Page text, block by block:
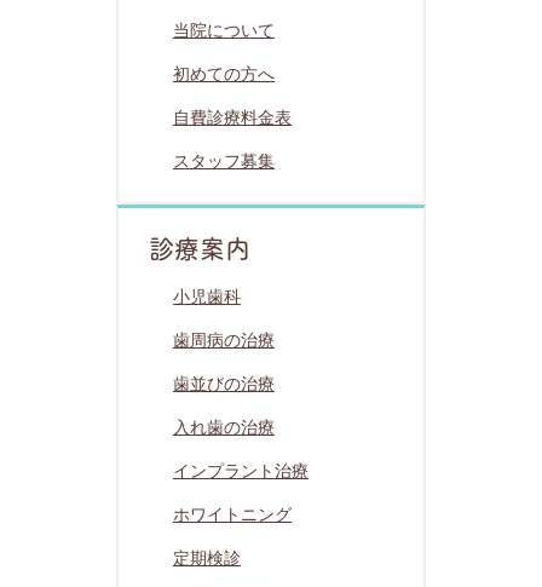
当院について
初めての方へ
自費診療料金表
スタッフ募集
診療案内
小児歯科
歯周病の治療
歯並びの治療
入れ歯の治療
インプラント治療
ホワイトニング
定期検診